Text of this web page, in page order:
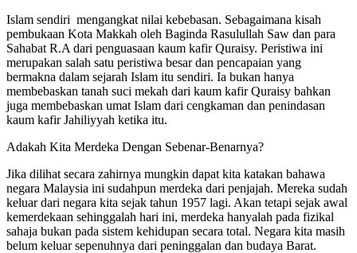
Islam sendiri mengangkat nilai kebebasan. Sebagaimana kisah
pembukaan Kota Makkah oleh Baginda Rasulullah Saw dan para
Sahabat R.A dari penguasaan kaum kafir Quraisy. Peristiwa ini
merupakan salah satu peristiwa besar dan pencapaian yang
bermakna dalam sejarah Islam itu sendiri. Ia bukan hanya
membebaskan tanah suci mekah dari kaum kafir Quraisy bahkan
juga membebaskan umat Islam dari cengkaman dan penindasan
kaum kafir Jahiliyyah ketika itu.
Adakah Kita Merdeka Dengan Sebenar-Benarnya?
Jika dilihat secara zahirnya mungkin dapat kita katakan bahawa
negara Malaysia ini sudahpun merdeka dari penjajah. Mereka sudah
keluar dari negara kita sejak tahun 1957 lagi. Akan tetapi sejak awal
kemerdekaan sehinggalah hari ini, merdeka hanyalah pada fizikal
sahaja bukan pada sistem kehidupan secara total. Negara kita masih
belum keluar sepenuhnya dari peninggalan dan budaya Barat.